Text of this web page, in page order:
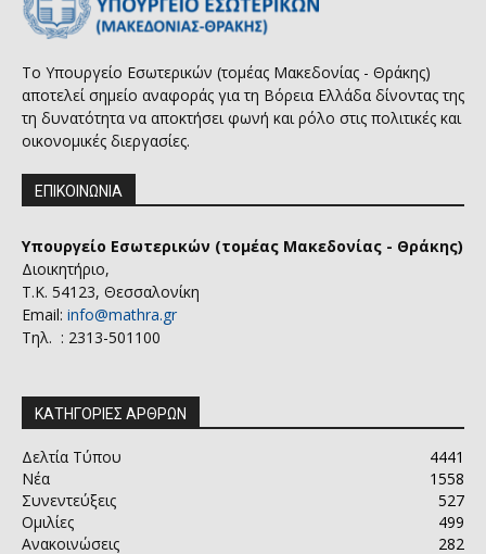
Το Υπουργείο Εσωτερικών (τομέας Μακεδονίας - Θράκης)
αποτελεί σημείο αναφοράς για τη Βόρεια Ελλάδα δίνοντας της
τη δυνατότητα να αποκτήσει φωνή και ρόλο στις πολιτικές και
οικονομικές διεργασίες.
ΕΠΙΚΟΙΝΩΝΙΑ
Υπουργείο Εσωτερικών (τομέας Μακεδονίας - Θράκης)
Διοικητήριο,
Τ.Κ. 54123, Θεσσαλονίκη
Email: info@mathra.gr
Τηλ. : 2313-501100
ΚΑΤΗΓΟΡΙΕΣ ΑΡΘΡΩΝ
Δελτία Τύπου
4441
Νέα
1558
Συνεντεύξεις
527
Ομιλίες
499
Ανακοινώσεις
282